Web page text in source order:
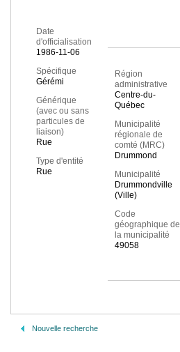
Date
d'officialisation
1986-11-06
Spécifique
Gérémi
Générique
(avec ou sans
particules de
liaison)
Rue
Type d'entité
Rue
Région
administrative
Centre-du-
Québec
Municipalité
régionale de
comté (MRC)
Drummond
Municipalité
Drummondville
(Ville)
Code
géographique de
la municipalité
49058
Nouvelle recherche